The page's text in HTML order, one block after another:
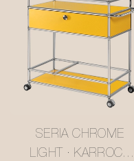
SERIA CHROME
LIGHT · KARROCË